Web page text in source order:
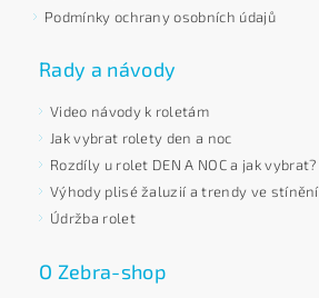
Podmínky ochrany osobních údajů
Rady a návody
Video návody k roletám
Jak vybrat rolety den a noc
Rozdíly u rolet DEN A NOC a jak vybrat?
Výhody plisé žaluzií a trendy ve stínění
Údržba rolet
O Zebra-shop